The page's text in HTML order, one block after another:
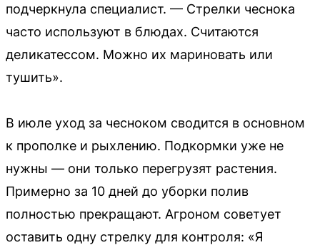
подчеркнула специалист. — Стрелки чеснока
часто используют в блюдах. Считаются
деликатессом. Можно их мариновать или
тушить».
В июле уход за чесноком сводится в основном
к прополке и рыхлению. Подкормки уже не
нужны — они только перегрузят растения.
Примерно за 10 дней до уборки полив
полностью прекращают. Агроном советует
оставить одну стрелку для контроля: «Я